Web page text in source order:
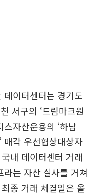
데이터센터는 경기도
서구의 ‘드림마크원
자산운용의 ‘하남
각 우선협상대상자
내 데이터센터 거래
는 자산 실사를 거쳐
종 거래 체결일은 올